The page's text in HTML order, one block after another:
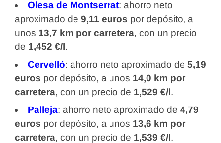
Olesa de Montserrat: ahorro neto
aproximado de 9,11 euros por depósito, a
unos 13,7 km por carretera, con un precio
de 1,452 €/l.
Cervelló: ahorro neto aproximado de 5,19
euros por depósito, a unos 14,0 km por
carretera, con un precio de 1,529 €/l.
Palleja: ahorro neto aproximado de 4,79
euros por depósito, a unos 13,6 km por
carretera, con un precio de 1,539 €/l.